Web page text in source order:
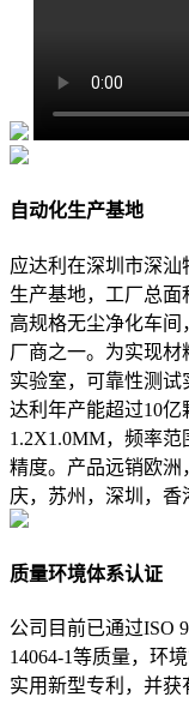
自动化生产基地
应达利在深圳市深
生产基地，工厂总面
高规格无尘净化车
厂商之一。为实现
实验室，可靠性测
达利年产能超过10
1.2X1.0MM，频率范
精度。产品远销欧洲
庆，苏州，深圳，香
质量环境体系认证
公司目前已通过ISO
14064-1等质量，环
实用新型专利，并获